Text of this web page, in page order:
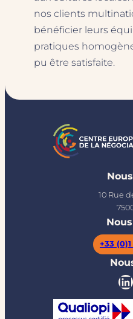
nos clients
bénéficier leurs
pratiques
pu être satisfaite.
10 Rue
+33
LinkedIn